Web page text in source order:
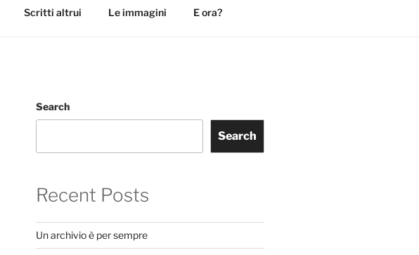
Scritti altrui Le immagini E ora?
Search
Search
Recent Posts
Un archivio è per sempre